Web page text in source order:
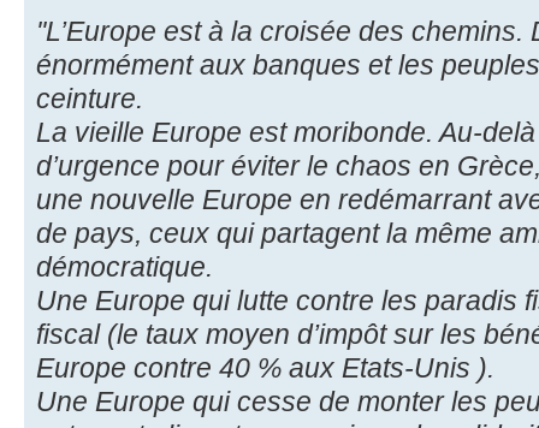
''L’Europe est à la croisée des
énormément aux banques et les
ceinture.
La vieille Europe est moribonde. Au-
d’urgence pour éviter le chaos en
une nouvelle Europe en redémarrant
de pays, ceux qui partagent la même
démocratique.
Une Europe qui lutte contre les paradis
fiscal (le taux moyen d’impôt sur les
Europe contre 40 % aux Etats-Unis ).
Une Europe qui cesse de monter les